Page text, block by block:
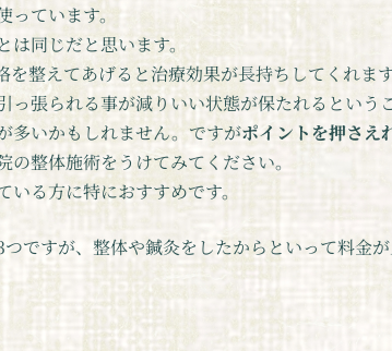
ています。
同じだと思います。
整えてあげると治療効果が長持ちしてくれま
張られる事が減りいい状態が保たれるという
多いかもしれません。ですがポイントを押さえ
整体施術をうけてみてください。
る方に特におすすめです。
ですが、整体や鍼灸をしたからといって料金